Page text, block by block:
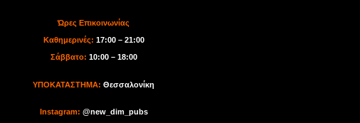
Ώρες Επικοινωνίας
Καθημερινές: 17:00 – 21:00
Σάββατο: 10:00 – 18:00
ΥΠΟΚΑΤΑΣΤΗΜΑ:Θεσσαλονίκη
nstagram: @new_dim_pubs